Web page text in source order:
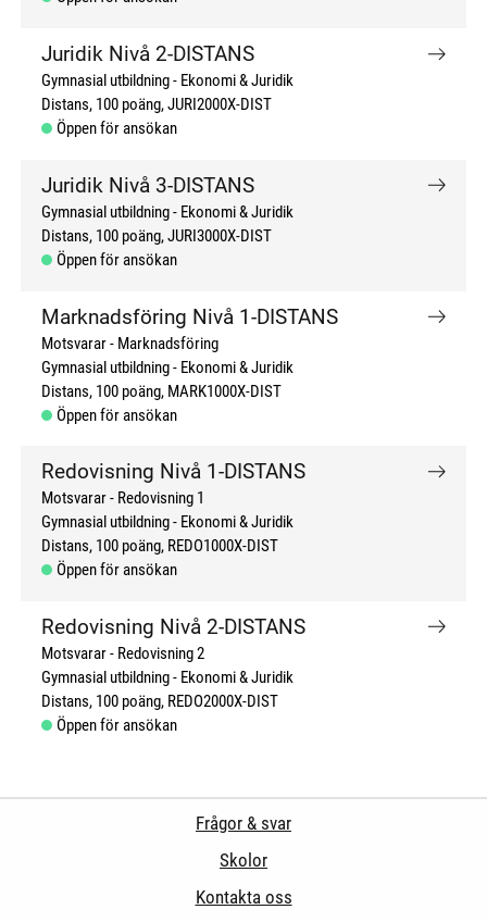
Juridik Nivå 2-DISTANS
Gymnasial utbildning
Ekonomi & Juridik
Distans 100 poäng JURI2000X-DIST
Öppen för ansökan
Juridik Nivå 3-DISTANS
Gymnasial utbildning
Ekonomi & Juridik
Distans 100 poäng JURI3000X-DIST
Öppen för ansökan
Marknadsföring Nivå 1-DISTANS
Motsvarar - Marknadsföring
Gymnasial utbildning
Ekonomi & Juridik
Distans 100 poäng MARK1000X-DIST
Öppen för ansökan
Redovisning Nivå 1-DISTANS
Motsvarar - Redovisning 1
Gymnasial utbildning
Ekonomi & Juridik
Distans 100 poäng REDO1000X-DIST
Öppen för ansökan
Redovisning Nivå 2-DISTANS
Motsvarar - Redovisning 2
Gymnasial utbildning
Ekonomi & Juridik
Distans 100 poäng REDO2000X-DIST
Öppen för ansökan
Frågor & svar
Skolor
Kontakta oss